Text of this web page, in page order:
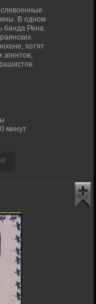
В одном
банда Рена.
хотят
агентов,
минут